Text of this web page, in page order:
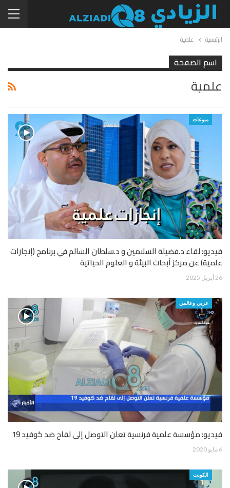
الرئيسية علمية
اسم الصفحة
علمية
منوعات
فيديو: لقاء د.فضيلة السلامين و د.سلطان السالم في برنامج (إنجازات
علمية) عن مركز أبحاث البيئة و العلوم الحياتية
26 أبريل 2025
عربي وعالمي
فيديو: مؤسسة علمية فرنسية تعلن التوصل إلى لقاح ضد كوفيد 19
6 مايو 2020
الكويت